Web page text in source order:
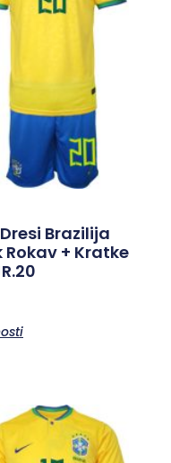
Brazilija
Rokav + Kratke